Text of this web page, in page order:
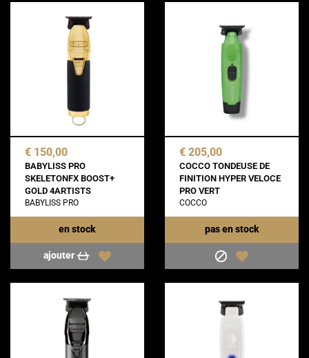
€ 150,00
BABYLISS PRO
SKELETONFX BOOST+
GOLD 4ARTISTS
BABYLISS PRO
en stock
ajouter
€ 205,00
COCCO TONDEUSE DE
FINITION HYPER VELOCE
PRO VERT
COCCO
pas en stock